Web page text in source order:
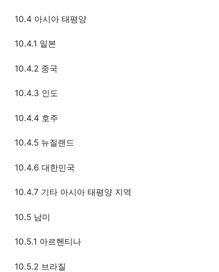
10.4 아시아 태평양
10.4.1 일본
10.4.2 중국
10.4.3 인도
10.4.4 호주
10.4.5 뉴질랜드
10.4.6 대한민국
10.4.7 기타 아시아 태평양 지역
10.5 남미
10.5.1 아르헨티나
10.5.2 브라질